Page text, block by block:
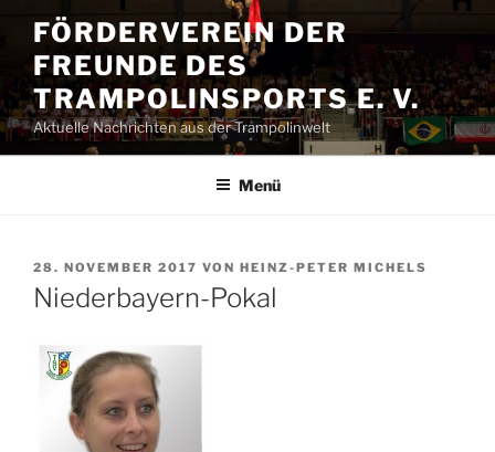
Inhalt
springen
FÖRDERVEREIN DER
FREUNDE DES
TRAMPOLINSPORTS E. V.
Aktuelle Nachrichten aus der Trampolinwelt
Menü
VERÖFFENTLICHT
AM
28. NOVEMBER 2017 VON HEINZ-PETER MICHELS
Niederbayern-Pokal